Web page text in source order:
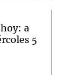
a
5